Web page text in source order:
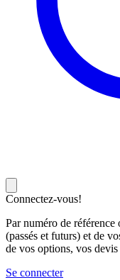
Connectez-vous!
Par numéro de référence
(passés et futurs) et de
de vos options, vos devis
Se connecter